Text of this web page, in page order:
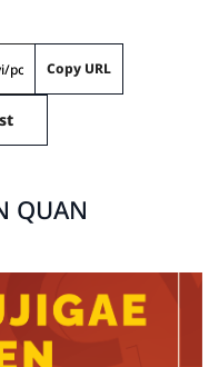
Copy URL
QUAN